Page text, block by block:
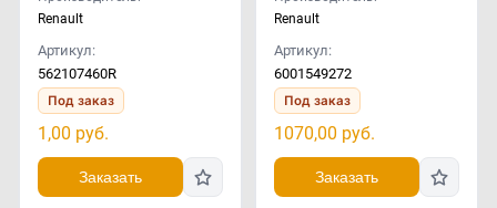
Renault
Артикул:
562107460R
Под заказ
1,00 руб.
Заказать
Renault
Артикул:
6001549272
Под заказ
1070,00 руб.
Заказать